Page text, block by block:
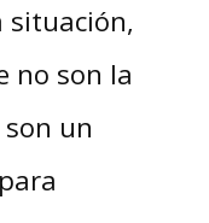
situación,
no son la
un